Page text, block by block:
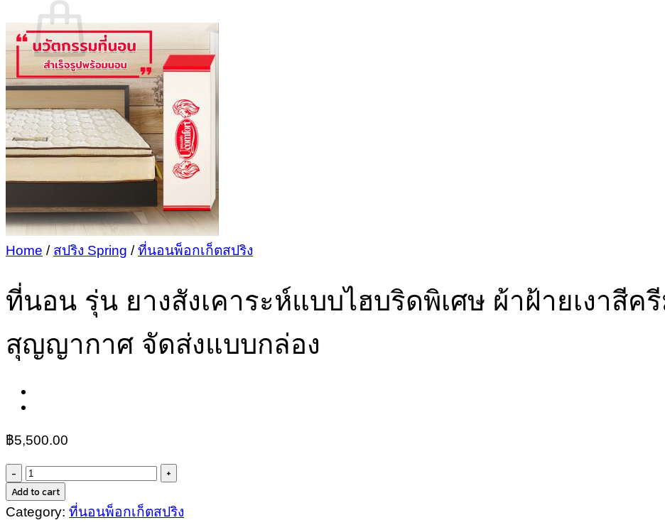
No products in the cart.
Return to shop
Home / สปริง Spring / ที่นอนพ็อกเก็ตสปริง
ที่นอน รุ่น ยางสังเคาระห์แบบไฮบริดพิเศษ ผ้าฝ้ายเงาสีค
สุญญากาศ จัดส่งแบบกล่อง
฿5,500.00
ที่นอน
รุ่น
ยาง
Add to cart
Category: ที่นอนพ็อกเก็ตสปริง